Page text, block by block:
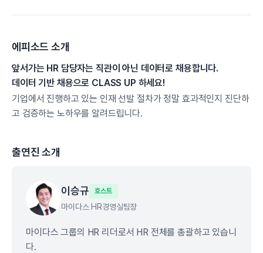
에피소드 소개
앞서가는 HR 담당자는 직관이 아닌 데이터로 채용합니다.
데이터 기반 채용으로 CLASS UP 하세요!
기업에서 진행하고 있는 인재 선발 절차가 정말 효과적인지 진단하
고 검증하는 노하우를 알려드립니다.
출연진 소개
이승규 호스트
마이다스 HR경영실팀장
마이다스 그룹의 HR 리더로서 HR 전체를 총괄하고 있습니
다.